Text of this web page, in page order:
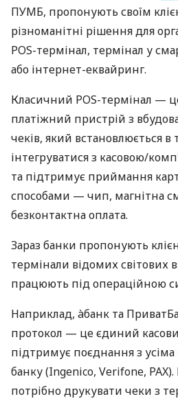
ПУМБ, пропонують своїм
різноманітні рішення для
POS-термінал, термінал у
або інтернет-еквайринг.
Класичний POS-термінал —
платіжний пристрій з
чеків, який встановлюється в
інтегруватися з касовою/
та підтримує приймання
способами — чип, магнітна
безконтактна оплата.
Зараз банки пропонують
термінали відомих світових
працюють під операційною
Наприклад, àбанк та
протокол — це єдиний
підтримує поєднання з
банку (Ingenico, Verifone,
потрібно друкувати чеки з